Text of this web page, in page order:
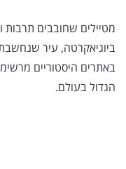
מטיילים שחובבים תרבות
ביוגיאקרטה, עיר
באתרים היסטוריים
הגדול בעולם.